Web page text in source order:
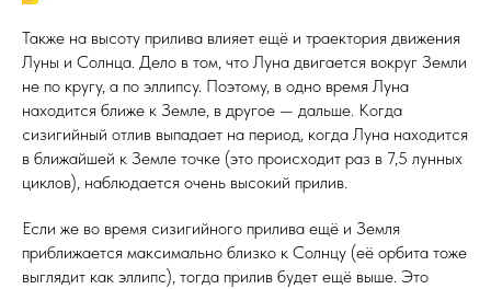
Также на высоту прилива влияет ещё и траектория движения
Луны и Солнца. Дело в том, что Луна двигается вокруг Земли
не по кругу, а по эллипсу. Поэтому, в одно время Луна
находится ближе к Земле, в другое — дальше. Когда
сизигийный отлив выпадает на период, когда Луна находится
в ближайшей к Земле точке (это происходит раз в 7,5 лунных
циклов), наблюдается очень высокий прилив.
Если же во время сизигийного прилива ещё и Земля
приближается максимально близко к Солнцу (её орбита тоже
выглядит как эллипс), тогда прилив будет ещё выше. Это